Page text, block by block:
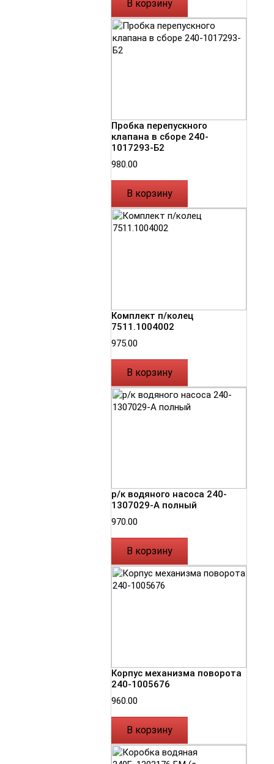
В корзину
Пробка перепускного
клапана в сборе 240-
1017293-Б2
980.00
В корзину
Комплект п/колец
7511.1004002
975.00
В корзину
р/к водяного насоса 240-
1307029-А полный
970.00
В корзину
Корпус механизма поворота
240-1005676
960.00
В корзину